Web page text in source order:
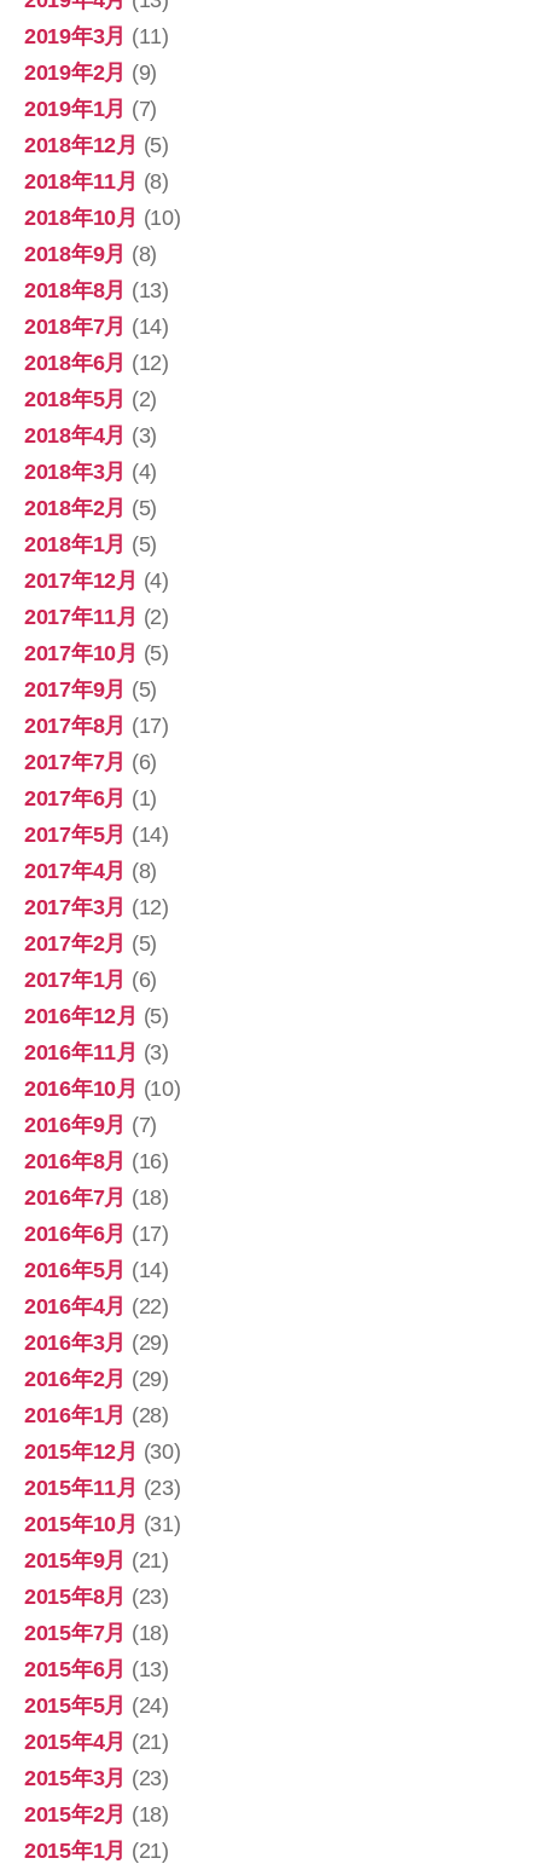
2019年3月 (11)
2019年2月 (9)
2019年1月 (7)
2018年12月 (5)
2018年11月 (8)
2018年10月 (10)
2018年9月 (8)
2018年8月 (13)
2018年7月 (14)
2018年6月 (12)
2018年5月 (2)
2018年4月 (3)
2018年3月 (4)
2018年2月 (5)
2018年1月 (5)
2017年12月 (4)
2017年11月 (2)
2017年10月 (5)
2017年9月 (5)
2017年8月 (17)
2017年7月 (6)
2017年6月 (1)
2017年5月 (14)
2017年4月 (8)
2017年3月 (12)
2017年2月 (5)
2017年1月 (6)
2016年12月 (5)
2016年11月 (3)
2016年10月 (10)
2016年9月 (7)
2016年8月 (16)
2016年7月 (18)
2016年6月 (17)
2016年5月 (14)
2016年4月 (22)
2016年3月 (29)
2016年2月 (29)
2016年1月 (28)
2015年12月 (30)
2015年11月 (23)
2015年10月 (31)
2015年9月 (21)
2015年8月 (23)
2015年7月 (18)
2015年6月 (13)
2015年5月 (24)
2015年4月 (21)
2015年3月 (23)
2015年2月 (18)
2015年1月 (21)